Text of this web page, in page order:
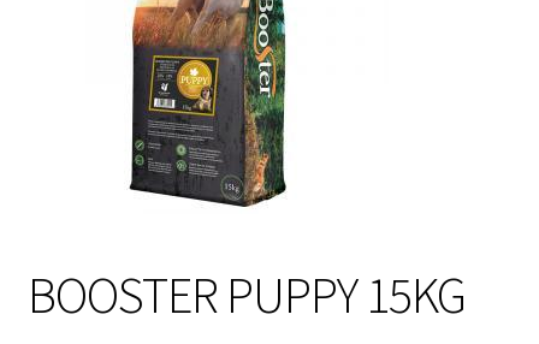
Tietosuojaseloste
Toimitusehdot
BOOSTER PUPPY 15KG